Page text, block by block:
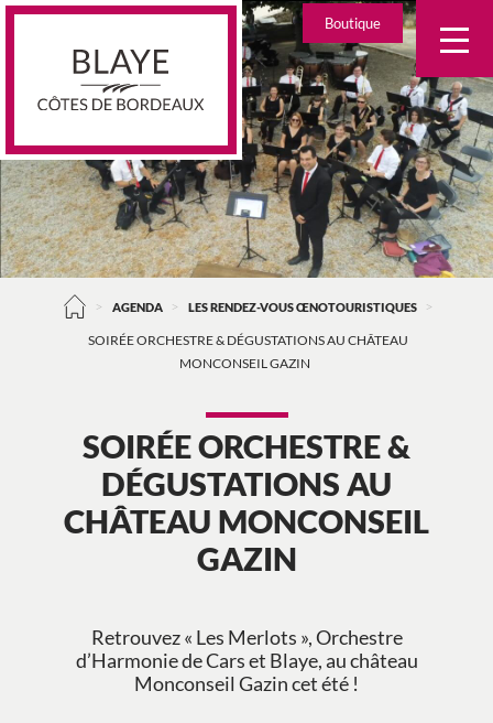
Skip
Boutique
> AGENDA > LES RENDEZ-VOUS ŒNOTOURISTIQUES >
SOIRÉE ORCHESTRE & DÉGUSTATIONS AU CHÂTEAU
MONCONSEIL GAZIN
SOIRÉE ORCHESTRE &
DÉGUSTATIONS AU
CHÂTEAU MONCONSEIL
GAZIN
Retrouvez « Les Merlots », Orchestre
d’Harmonie de Cars et Blaye, au château
Monconseil Gazin cet été !